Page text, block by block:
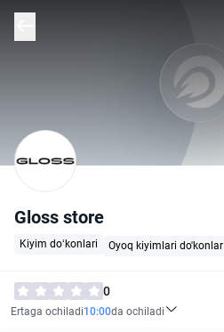
Gloss store
Kiyim do‘konlari Oyoq kiyimlari do'konlar
0
Ertaga ochiladi10:00da ochiladi